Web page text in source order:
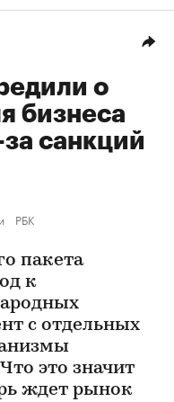
о
бизнеса
санкций
РБК
пакета
к
с отдельных
это значит
ждет рынок